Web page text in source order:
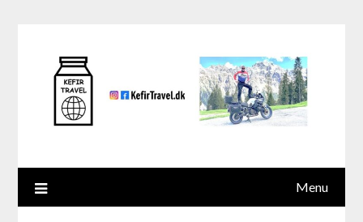
Menu